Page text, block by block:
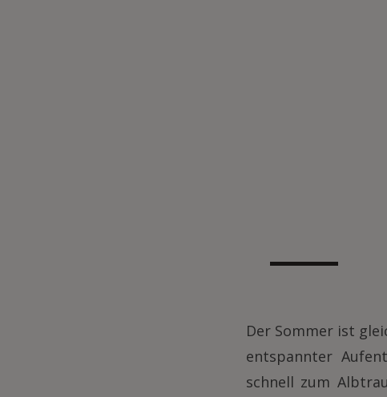
Der Sommer ist
entspannter
schnell zum